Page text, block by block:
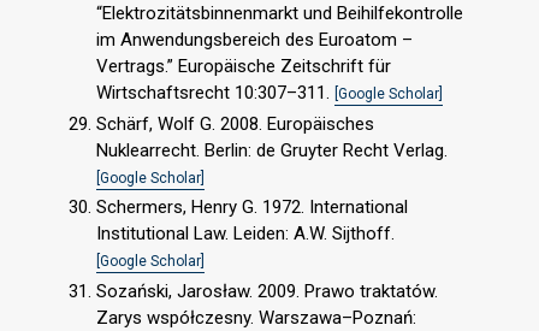
“Elektrozitätsbinnenmarkt und Beihilfekontrolle
im Anwendungsbereich des Euroatom –
Vertrags.” Europäische Zeitschrift für
Wirtschaftsrecht 10:307–311. [Google Scholar]
Schärf, Wolf G. 2008. Europäisches
Nuklearrecht. Berlin: de Gruyter Recht Verlag.
[Google Scholar]
Schermers, Henry G. 1972. International
Institutional Law. Leiden: A.W. Sijthoff.
[Google Scholar]
Sozański, Jarosław. 2009. Prawo traktatów.
Zarys współczesny. Warszawa–Poznań: